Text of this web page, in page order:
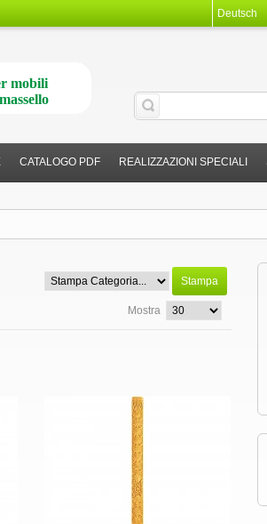
Deutsch
mobili
CATALOGO PDF REALIZZAZIONI SPECIALI
Stampa
Mostra